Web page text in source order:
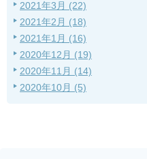
2021年3月 (22)
2021年2月 (18)
2021年1月 (16)
2020年12月 (19)
2020年11月 (14)
2020年10月 (5)